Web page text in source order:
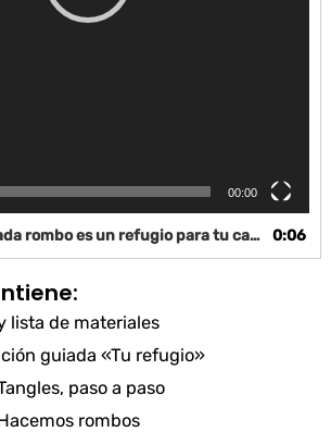
00:00
1. Cada línea en cada rombo es un refugio para tu calma. 0:06
lista de materiales
guiada «Tu refugio»
paso a paso
rombos